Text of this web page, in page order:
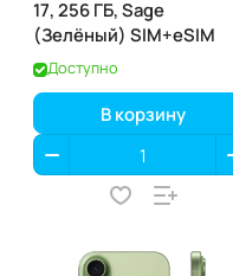
17, 256 ГБ, Sage
(Зелёный) SIM+eSIM
Доступно
В корзину